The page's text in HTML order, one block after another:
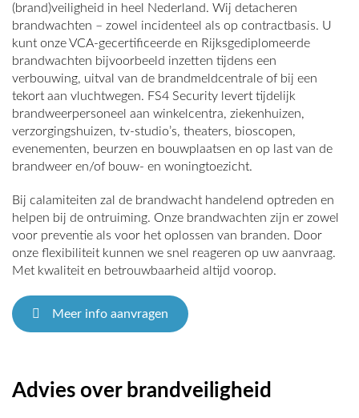
(brand)veiligheid in heel Nederland. Wij detacheren
brandwachten – zowel incidenteel als op contractbasis. U
kunt onze VCA-gecertificeerde en Rijksgediplomeerde
brandwachten bijvoorbeeld inzetten tijdens een
verbouwing, uitval van de brandmeldcentrale of bij een
tekort aan vluchtwegen. FS4 Security levert tijdelijk
brandweerpersoneel aan winkelcentra, ziekenhuizen,
verzorgingshuizen, tv-studio’s, theaters, bioscopen,
evenementen, beurzen en bouwplaatsen en op last van de
brandweer en/of bouw- en woningtoezicht.
Bij calamiteiten zal de brandwacht handelend optreden en
helpen bij de ontruiming. Onze brandwachten zijn er zowel
voor preventie als voor het oplossen van branden. Door
onze flexibiliteit kunnen we snel reageren op uw aanvraag.
Met kwaliteit en betrouwbaarheid altijd voorop.
Meer info aanvragen
Advies over brandveiligheid